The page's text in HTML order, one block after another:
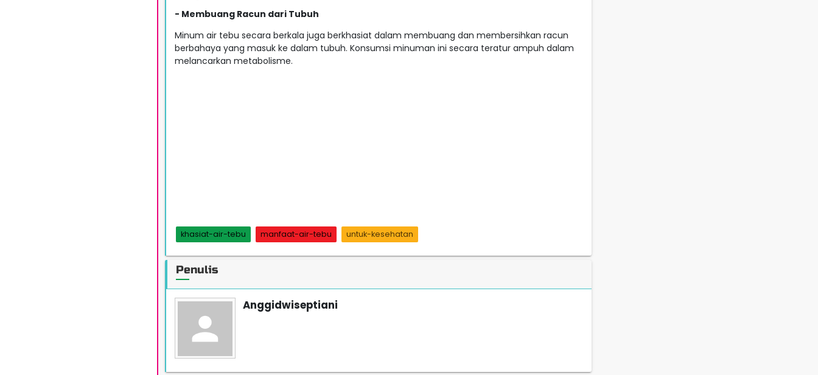
- Membuang Racun dari Tubuh
Minum air tebu secara berkala juga berkhasiat dalam membuang dan membersihkan racun
berbahaya yang masuk ke dalam tubuh. Konsumsi minuman ini secara teratur ampuh dalam
melancarkan metabolisme.
khasiat-air-tebu manfaat-air-tebu untuk-kesehatan
Penulis
Anggidwiseptiani